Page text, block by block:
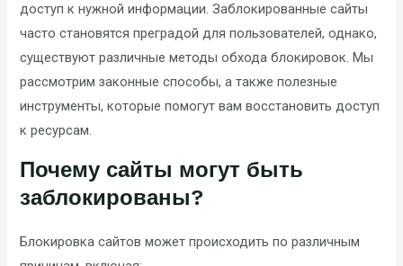
доступ к нужной информации. Заблокированные сайты
часто становятся преградой для пользователей, однако,
существуют различные методы обхода блокировок. Мы
рассмотрим законные способы, а также полезные
инструменты, которые помогут вам восстановить доступ
к ресурсам.
Почему сайты могут быть
заблокированы?
Блокировка сайтов может происходить по различным